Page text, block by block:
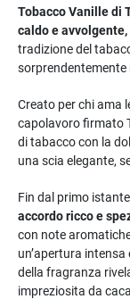
Tobacco Vanille di
caldo e avvolgente,
tradizione del
sorprendentemente
Creato per chi ama
capolavoro firmato
di tabacco con la
una scia elegante,
Fin dal primo
accordo ricco e
con note
un’apertura
della fragranza
impreziosita da